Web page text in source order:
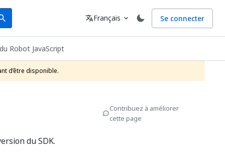
Langue
translateFrançais expand_more Se connecter
Robot JavaScript
d’être disponible.
du SDK.
Contribuez à améliorer
cette page